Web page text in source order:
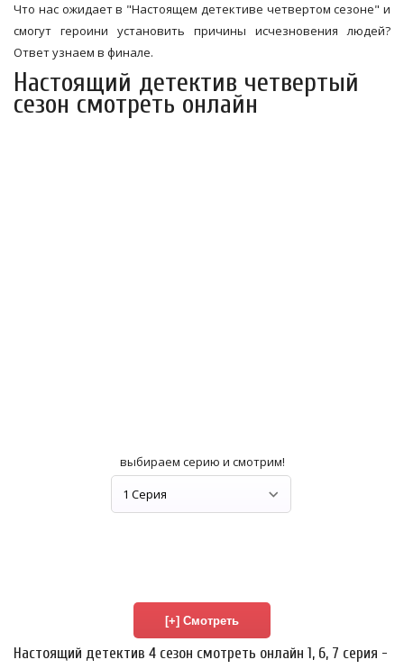
Что нас ожидает в "Настоящем детективе четвертом сезоне" и
смогут героини установить причины исчезновения людей?
Ответ узнаем в финале.
Настоящий детектив четвертый
сезон смотреть онлайн
выбираем серию и смотрим!
Настоящий детектив 4 сезон смотреть онлайн 1, 6, 7 серия -